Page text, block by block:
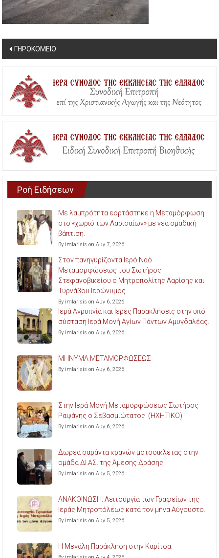
Post
navigation
ΓΗΡΟΚΟΜΕΙΟ
Ροή Ειδήσεων
Με λαμπρότητα εορτάστηκε η Μεταμόρφωση
στο «χωριό των Λαρισαίων» με νέα ομαδική
βάπτιση.
By imlarisis on Αυγ 7, 2026
Στον πανηγυρίζοντα Ιερό Ναό
Μεταμορφώσεως του Σωτήρος
Στεφανοβικείου ο Μητροπολίτης Λαρίσης και
Τυρνάβου Ιερώνυμος.
By imlarisis on Αυγ 6, 2026
Ιερά Αγρυπνία και Ιερές Παρακλήσεις στην υπό
σύσταση Ιερά Μονή Αγίων Πάντων Αμυγδαλέας.
By imlarisis on Αυγ 6, 2026
ΜΗΝΥΜΑ ΜΕΤΑΜΟΡΦΩΣΕΩΣ
By imlarisis on Αυγ 6, 2026
Στην Ιερά Μονή Μεταμορφώσεως Σωτήρος
Ραψάνης ο Σεβασμιώτατος. (ΗΧΗΤΙΚΟ)
By imlarisis on Αυγ 6, 2026
Δωρέα σαράντα κρανών μοτοσικλέτας στην
ομάδα ΔΙ.ΑΣ. της Άμεσης Δράσης.
By imlarisis on Αυγ 5, 2026
ΑΝΑΚΟΙΝΩΣΗ: Λειτουργία των Γραφείων της
Ιεράς Μητροπόλεως κατά τον μήνα Αύγουστο.
By imlarisis on Αυγ 5, 2026
Η Μεγάλη Παράκληση στην Καρίτσα.